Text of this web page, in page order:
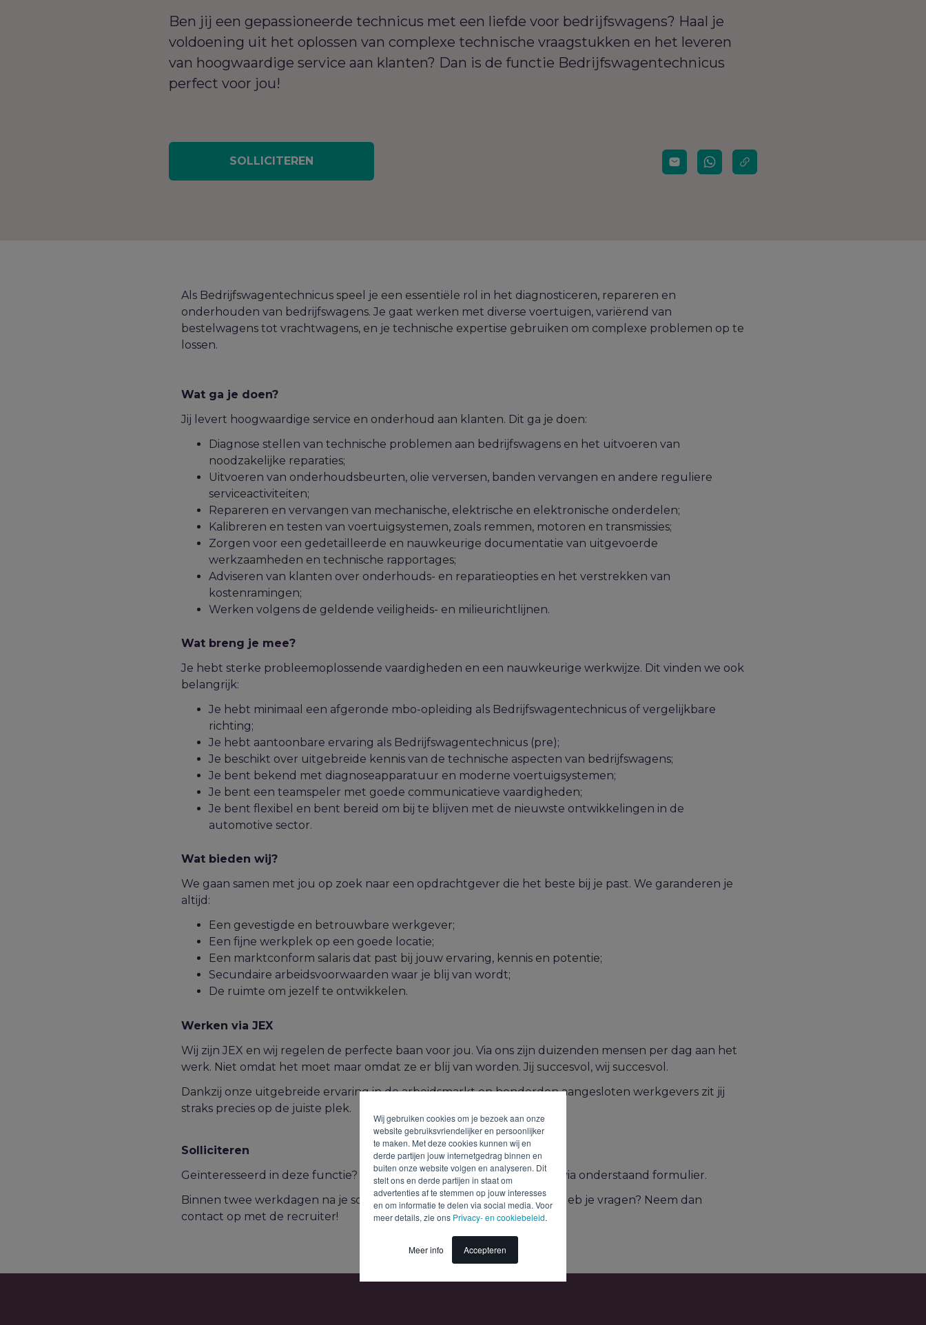
Wij gebruiken cookies om je bezoek aan onze
website gebruiksvriendelijker en persoonlijker
te maken. Met deze cookies kunnen wij en
derde partijen jouw internetgedrag binnen en
buiten onze website volgen en analyseren. Dit
stelt ons en derde partijen in staat om
advertenties af te stemmen op jouw interesses
en om informatie te delen via social media. Voor
meer details, zie ons Privacy- en cookiebeleid.
Meer info Accepteren
Ben jij een gepassioneerde technicus met een liefde voor bedrijfswagens? Haal je
voldoening uit het oplossen van complexe technische vraagstukken en het leveren
van hoogwaardige service aan klanten? Dan is de functie Bedrijfswagentechnicus
perfect voor jou!
SOLLICITEREN
Als Bedrijfswagentechnicus speel je een essentiële rol in het diagnosticeren, repareren en
onderhouden van bedrijfswagens. Je gaat werken met diverse voertuigen, variërend van
bestelwagens tot vrachtwagens, en je technische expertise gebruiken om complexe problemen op te
lossen.
Wat ga je doen?
Jij levert hoogwaardige service en onderhoud aan klanten. Dit ga je doen:
Diagnose stellen van technische problemen aan bedrijfswagens en het uitvoeren van
noodzakelijke reparaties;
Uitvoeren van onderhoudsbeurten, olie verversen, banden vervangen en andere reguliere
serviceactiviteiten;
Repareren en vervangen van mechanische, elektrische en elektronische onderdelen;
Kalibreren en testen van voertuigsystemen, zoals remmen, motoren en transmissies;
Zorgen voor een gedetailleerde en nauwkeurige documentatie van uitgevoerde
werkzaamheden en technische rapportages;
Adviseren van klanten over onderhouds- en reparatieopties en het verstrekken van
kostenramingen;
Werken volgens de geldende veiligheids- en milieurichtlijnen.
Wat breng je mee?
Je hebt sterke probleemoplossende vaardigheden en een nauwkeurige werkwijze. Dit vinden we ook
belangrijk:
Je hebt minimaal een afgeronde mbo-opleiding als Bedrijfswagentechnicus of vergelijkbare
richting;
Je hebt aantoonbare ervaring als Bedrijfswagentechnicus (pre);
Je beschikt over uitgebreide kennis van de technische aspecten van bedrijfswagens;
Je bent bekend met diagnoseapparatuur en moderne voertuigsystemen;
Je bent een teamspeler met goede communicatieve vaardigheden;
Je bent flexibel en bent bereid om bij te blijven met de nieuwste ontwikkelingen in de
automotive sector.
Wat bieden wij?
We gaan samen met jou op zoek naar een opdrachtgever die het beste bij je past. We garanderen je
altijd:
Een gevestigde en betrouwbare werkgever;
Een fijne werkplek op een goede locatie;
Een marktconform salaris dat past bij jouw ervaring, kennis en potentie;
Secundaire arbeidsvoorwaarden waar je blij van wordt;
De ruimte om jezelf te ontwikkelen.
Werken via JEX
Wij zijn JEX en wij regelen de perfecte baan voor jou. Via ons zijn duizenden mensen per dag aan het
werk. Niet omdat het moet maar omdat ze er blij van worden. Jij succesvol, wij succesvol.
Dankzij onze uitgebreide ervaring in de arbeidsmarkt en honderden aangesloten werkgevers zit jij
straks precies op de juiste plek.
Solliciteren
Geïnteresseerd in deze functie? Solliciteren kan snel en gemakkelijk via onderstaand formulier.
Binnen twee werkdagen na je sollicitatie ontvang je bericht van ons. Heb je vragen? Neem dan
contact op met de recruiter!